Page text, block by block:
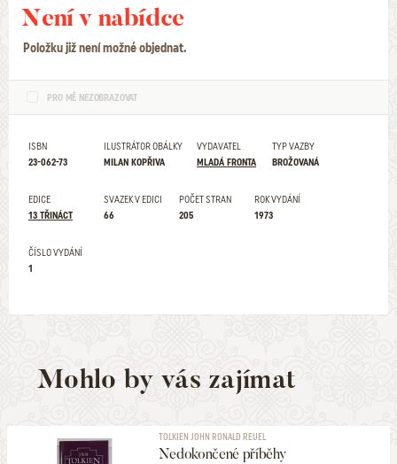
Není v nabídce
Položku již není možné objednat.
PRO MĚ NEZOBRAZOVAT
ISBN
23-062-73
ILUSTRÁTOR OBÁLKY
MILAN KOPŘIVA
VYDAVATEL
MLADÁ FRONTA
TYP VAZBY
BROŽOVANÁ
EDICE
13 TŘINÁCT
SVAZEK V EDICI
66
POČET STRAN
205
ROK VYDÁNÍ
1973
ČÍSLO VYDÁNÍ
1
Mohlo by vás zajímat
TOLKIEN JOHN RONALD REUEL
Nedokončené příběhy